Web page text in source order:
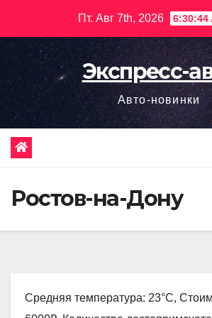
содержимому
Пт. Авг 7th, 2026 6:30:45
Экспресс-
Авто-новинки
Ростов-на-Дону
Средняя температура: 23°C,